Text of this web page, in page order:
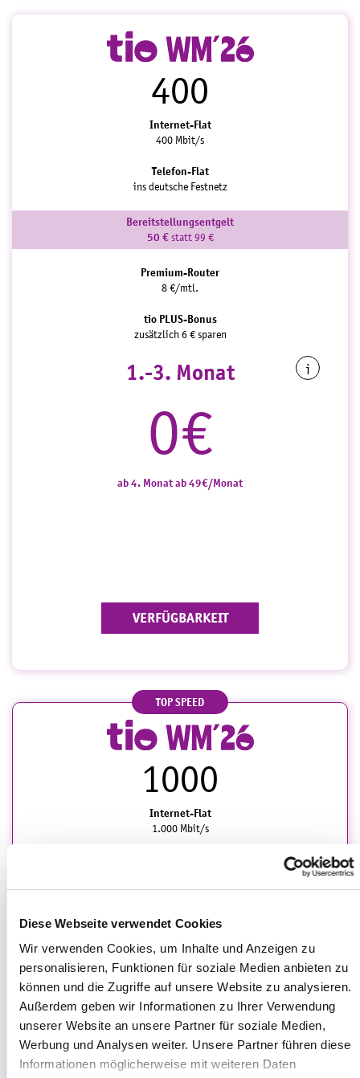
Diese Webseite verwendet Cookies
Wir verwenden Cookies, um Inhalte und Anzeigen zu
personalisieren, Funktionen für soziale Medien anbieten zu
können und die Zugriffe auf unsere Website zu analysieren.
Außerdem geben wir Informationen zu Ihrer Verwendung
unserer Website an unsere Partner für soziale Medien,
Werbung und Analysen weiter. Unsere Partner führen diese
Informationen möglicherweise mit weiteren Daten
400
Internet-Flat
400 Mbit/s
Telefon-Flat
ins deutsche Festnetz
Bereitstellungsentgelt
50 €statt 99 €
Premium-Router
8 €/mtl.
tio PLUS-Bonus
zusätzlich 6 € sparen
1.-3. Monat
0€
ab 4. Monat ab 49€/Monat
i
VERFÜGBARKEIT
TOP SPEED
1000
Internet-Flat
1.000 Mbit/s
50 €statt 99 €
Premium-Router
8 €/mtl.
tio PLUS-Bonus
zusätzlich 6 € sparen
1.-4. Monat